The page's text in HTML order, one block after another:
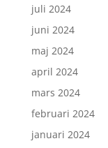
juli 2024
juni 2024
maj 2024
april 2024
mars 2024
februari 2024
januari 2024